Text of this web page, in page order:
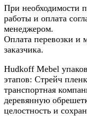
При необходимости
работы и оплата
менеджером.
Оплата перевозки и
заказчика.
Hudkoff Mebel
этапов: Стрейч
транспортная
деревянную
целостность и